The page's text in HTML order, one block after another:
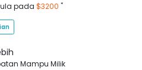
pada $3200 *
Mampu Milik